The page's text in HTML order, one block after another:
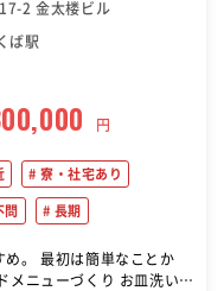
2 金太楼ビル
ば駅
円
寮・社宅あり
問 長期
ことか
メニューづくり お皿洗いか